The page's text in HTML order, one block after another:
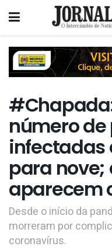
número de
infectadas
para nove;
aparecem
Desde o início da
morreram por
coronavírus.